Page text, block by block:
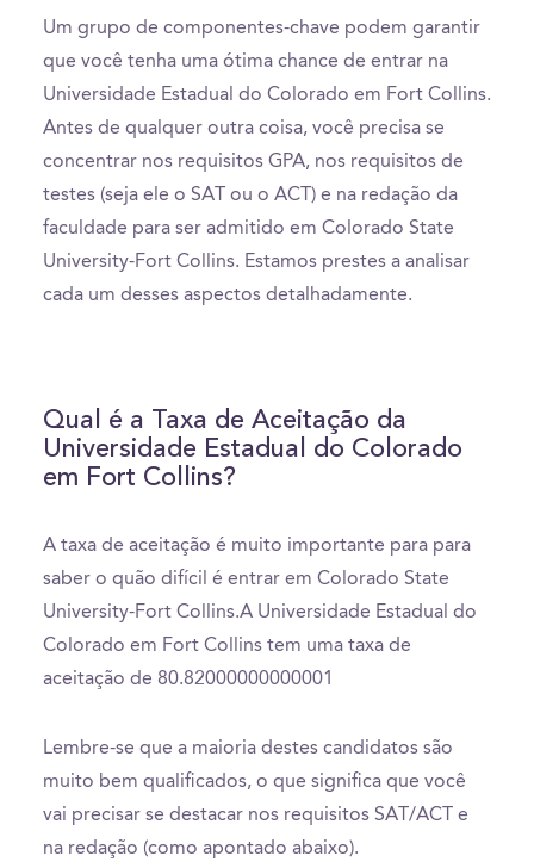
Um grupo de componentes-chave podem garantir
que você tenha uma ótima chance de entrar na
Universidade Estadual do Colorado em Fort Collins.
Antes de qualquer outra coisa, você precisa se
concentrar nos requisitos GPA, nos requisitos de
testes (seja ele o SAT ou o ACT) e na redação da
faculdade para ser admitido em Colorado State
University-Fort Collins. Estamos prestes a analisar
cada um desses aspectos detalhadamente.
Qual é a Taxa de Aceitação da
Universidade Estadual do Colorado
em Fort Collins?
A taxa de aceitação é muito importante para para
saber o quão difícil é entrar em Colorado State
University-Fort Collins.A Universidade Estadual do
Colorado em Fort Collins tem uma taxa de
aceitação de 80.82000000000001
Lembre-se que a maioria destes candidatos são
muito bem qualificados, o que significa que você
vai precisar se destacar nos requisitos SAT/ACT e
na redação (como apontado abaixo).